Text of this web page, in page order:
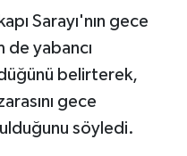
Sarayı'nın gece
de yabancı
belirterek,
gece
söyledi.